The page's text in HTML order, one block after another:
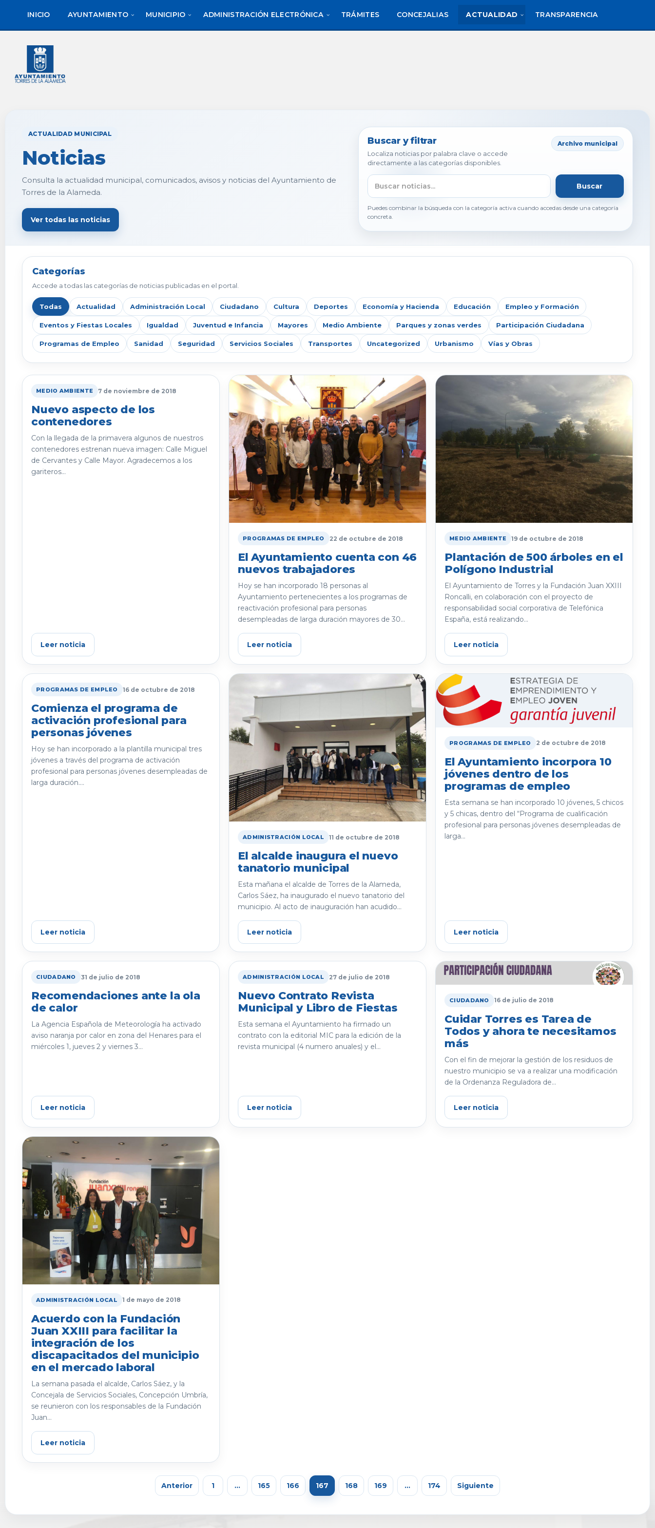
contenido
de
INICIO AYUNTAMIENTO MUNICIPIO ADMINISTRACIÓN ELECTRÓNICA TRÁMITES CONCEJALIAS ACTUALIDAD TRANSPARENCIA
ACTUALIDAD MUNICIPAL
Noticias
Consulta la actualidad municipal, comunicados, avisos y noticias del Ayuntamiento de
Torres de la Alameda.
Ver todas las noticias
Buscar y filtrar
Localiza noticias por palabra clave o accede
directamente a las categorías disponibles.
Archivo municipal
Buscar
Puedes combinar la búsqueda con la categoría activa cuando accedas desde una categoría
concreta.
Categorías
Accede a todas las categorías de noticias publicadas en el portal.
Todas Actualidad Administración Local Ciudadano Cultura Deportes Economía y Hacienda Educación Empleo y Formación
Eventos y Fiestas Locales Igualdad Juventud e Infancia Mayores Medio Ambiente Parques y zonas verdes Participación Ciudadana
Programas de Empleo Sanidad Seguridad Servicios Sociales Transportes Uncategorized Urbanismo Vías y Obras
MEDIO AMBIENTE 7 de noviembre de 2018
Nuevo aspecto de los
contenedores
Con la llegada de la primavera algunos de nuestros
contenedores estrenan nueva imagen: Calle Miguel
de Cervantes y Calle Mayor. Agradecemos a los
gariteros...
Leer noticia
PROGRAMAS DE EMPLEO 22 de octubre de 2018
El Ayuntamiento cuenta con 46
nuevos trabajadores
Hoy se han incorporado 18 personas al
Ayuntamiento pertenecientes a los programas de
reactivación profesional para personas
desempleadas de larga duración mayores de 30...
Leer noticia
MEDIO AMBIENTE 19 de octubre de 2018
Plantación de 500 árboles en el
Polígono Industrial
El Ayuntamiento de Torres y la Fundación Juan XXIII
Roncalli, en colaboración con el proyecto de
responsabilidad social corporativa de Telefónica
España, está realizando...
Leer noticia
PROGRAMAS DE EMPLEO 16 de octubre de 2018
Comienza el programa de
activación profesional para
personas jóvenes
Hoy se han incorporado a la plantilla municipal tres
jóvenes a través del programa de activación
profesional para personas jóvenes desempleadas de
larga duración....
Leer noticia
ADMINISTRACIÓN LOCAL 11 de octubre de 2018
El alcalde inaugura el nuevo
tanatorio municipal
Esta mañana el alcalde de Torres de la Alameda,
Carlos Sáez, ha inaugurado el nuevo tanatorio del
municipio. Al acto de inauguración han acudido...
Leer noticia
PROGRAMAS DE EMPLEO 2 de octubre de 2018
El Ayuntamiento incorpora 10
jóvenes dentro de los
programas de empleo
Esta semana se han incorporado 10 jóvenes, 5 chicos
y 5 chicas, dentro del “Programa de cualificación
profesional para personas jóvenes desempleadas de
larga...
Leer noticia
CIUDADANO 31 de julio de 2018
Recomendaciones ante la ola
de calor
La Agencia Española de Meteorología ha activado
aviso naranja por calor en zona del Henares para el
miércoles 1, jueves 2 y viernes 3...
Leer noticia
ADMINISTRACIÓN LOCAL 27 de julio de 2018
Nuevo Contrato Revista
Municipal y Libro de Fiestas
Esta semana el Ayuntamiento ha firmado un
contrato con la editorial MIC para la edición de la
revista municipal (4 numero anuales) y el...
Leer noticia
CIUDADANO 16 de julio de 2018
Cuidar Torres es Tarea de
Todos y ahora te necesitamos
más
Con el fin de mejorar la gestión de los residuos de
nuestro municipio se va a realizar una modificación
de la Ordenanza Reguladora de...
Leer noticia
ADMINISTRACIÓN LOCAL 1 de mayo de 2018
Acuerdo con la Fundación
Juan XXIII para facilitar la
integración de los
discapacitados del municipio
en el mercado laboral
La semana pasada el alcalde, Carlos Sáez, y la
Concejala de Servicios Sociales, Concepción Umbría,
se reunieron con los responsables de la Fundación
Juan...
Leer noticia
Anterior 1 … 165 166 167 168 169 … 174 Siguiente